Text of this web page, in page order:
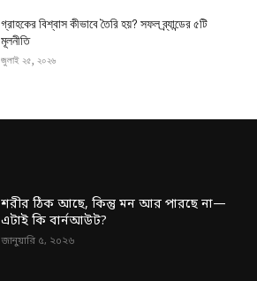
গ্রাহকের বিশ্বাস কীভাবে তৈরি হয়? সফল ব্র্যান্ডের ৫টি
মূলনীতি
জুলাই ২৫, ২০২৬
শরীর ঠিক আছে, কিন্তু মন আর পারছে না—
এটাই কি বার্নআউট?
জানুয়ারি ৫, ২০২৬